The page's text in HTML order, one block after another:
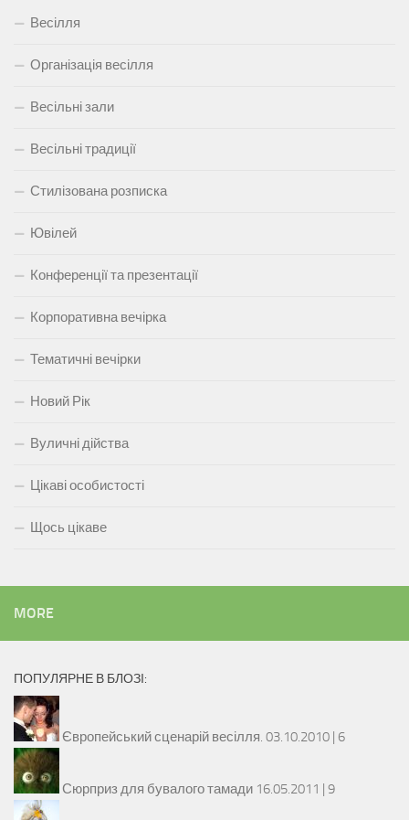
Весілля
Організація весілля
Весільні зали
Весільні традиції
Стилізована розписка
Ювілей
Конференції та презентації
Корпоративна вечірка
Тематичні вечірки
Новий Рік
Вуличні дійства
Цікаві особистості
Щось цікаве
MORE
ПОПУЛЯРНЕ В БЛОЗІ:
Європейський сценарій весілля. 03.10.2010 | 6
Сюрприз для бувалого тамади 16.05.2011 | 9